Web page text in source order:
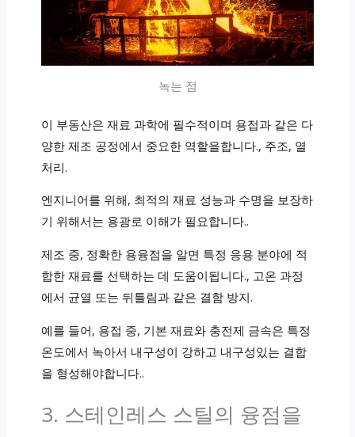
녹는 점
이 부동산은 재료 과학에 필수적이며 용접과 같은 다
양한 제조 공정에서 중요한 역할을합니다., 주조, 열
처리.
엔지니어를 위해, 최적의 재료 성능과 수명을 보장하
기 위해서는 용광로 이해가 필요합니다..
제조 중, 정확한 용융점을 알면 특정 응용 분야에 적
합한 재료를 선택하는 데 도움이됩니다., 고온 과정
에서 균열 또는 뒤틀림과 같은 결함 방지.
예를 들어, 용접 중, 기본 재료와 충전제 금속은 특정
온도에서 녹아서 내구성이 강하고 내구성있는 결합
을 형성해야합니다..
3. 스테인레스 스틸의 융점을